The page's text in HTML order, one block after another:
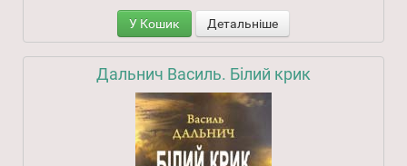
У Кошик Детальніше
Дальнич Василь. Білий крик